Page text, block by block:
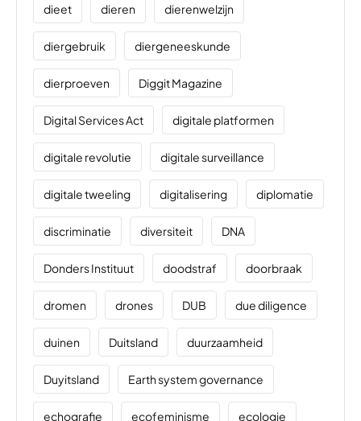
dieet dieren dierenwelzijn
diergebruik diergeneeskunde
dierproeven Diggit Magazine
Digital Services Act digitale platformen
digitale revolutie digitale surveillance
digitale tweeling digitalisering diplomatie
discriminatie diversiteit DNA
Donders Instituut doodstraf doorbraak
dromen drones DUB due diligence
duinen Duitsland duurzaamheid
Duyitsland Earth system governance
echografie ecofeminisme ecologie